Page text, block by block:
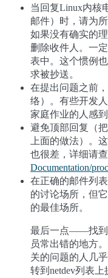
当回复Linux内核
邮件）时，请为
如果没有确实的
删除收件人。一
表中。这个惯例
求被抄送。
在提出问题之前
络）。有些开发
家庭作业的人感到
避免顶部回复（
上面的做法）。
也很差，详细请
Documentation/
在正确的邮件列
的讨论场所，但
的最佳场所。
最后一点——找
员常出错的地方
关的问题的人几
转到netdev列表